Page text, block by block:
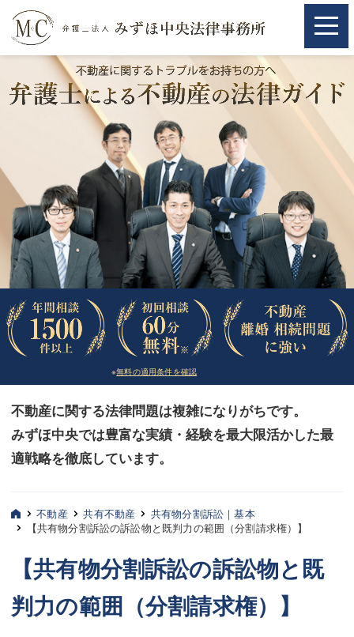
取扱分野
相続・遺言
離婚（夫婦間トラブル）
企業法務
労働問題（解雇，残業等）
刑事弁護
交通事故
法律相談など（その他）
お客様へ
みずほ中央の特長・形式編
三平 聡史
酒井 博之
※無料の適用条件を確認
不動産に関する法律問題は複雑になりがちです。
みずほ中央では豊富な実績・経験を最大限活かした最
適戦略を徹底しています。
取扱分野
相続・遺言
離婚（夫婦間トラブル）
企業法務
労働問題（解雇，残業等）
刑事弁護
交通事故
法律相談など（その他）
お客様へ
みずほ中央の特長・形式編
三平 聡史
酒井 博之
不動産 共有不動産
共有物分割訴訟｜基本
【共有物分割訴訟の訴訟物と既判力の範囲（分割請求権）】
【共有物分割訴訟の訴訟物と既
判力の範囲（分割請求権）】